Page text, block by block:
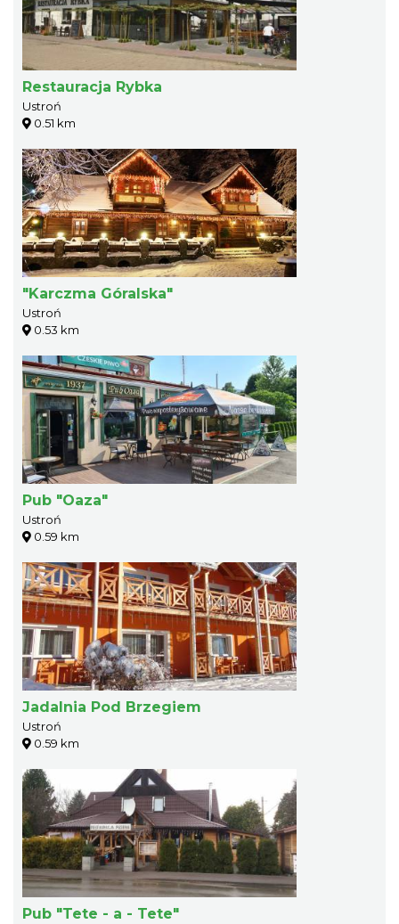
Restauracja Rybka
Ustroń
0.51 km
"Karczma Góralska"
Ustroń
0.53 km
Pub "Oaza"
Ustroń
0.59 km
Jadalnia Pod Brzegiem
Ustroń
0.59 km
Pub "Tete - a - Tete"